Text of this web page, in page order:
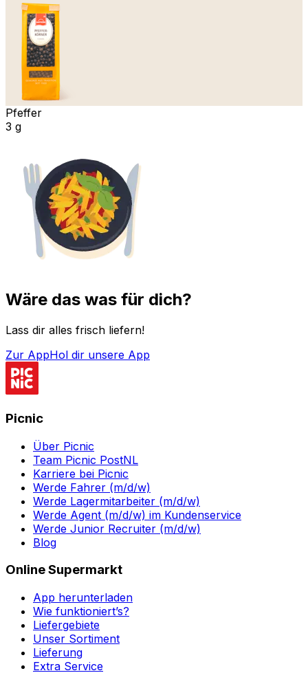
Pfeffer
3 g
Wäre das was für dich?
Lass dir alles frisch liefern!
Zur AppHol dir unsere App
Picnic
Über Picnic
Team Picnic PostNL
Karriere bei Picnic
Werde Fahrer (m/d/w)
Werde Lagermitarbeiter (m/d/w)
Werde Agent (m/d/w) im Kundenservice
Werde Junior Recruiter (m/d/w)
Blog
Online Supermarkt
App herunterladen
Wie funktioniert’s?
Liefergebiete
Unser Sortiment
Lieferung
Extra Service